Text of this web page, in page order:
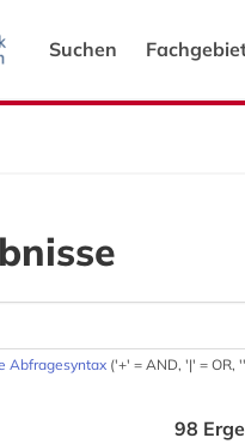
Suchen
Abfragesyntax ('+' = AND, '|' = OR,
98